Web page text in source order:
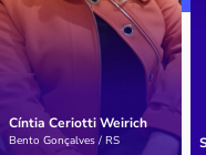
Cíntia Ceriotti Weirich
Bento Gonçalves / RS